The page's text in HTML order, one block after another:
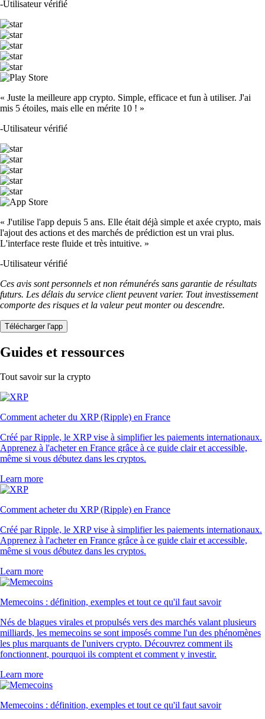
-Utilisateur vérifié
« Juste la meilleure app crypto. Simple, efficace et fun à utiliser. J'ai
mis 5 étoiles, mais elle en mérite 10 ! »
-Utilisateur vérifié
« J'utilise l'app depuis 5 ans. Elle était déjà simple et axée crypto, mais
l'ajout des actions et des marchés de prédiction est un vrai plus.
L'interface reste fluide et très intuitive. »
-Utilisateur vérifié
Ces avis sont personnels et non rémunérés sans garantie de résultats
futurs. Les délais du service client peuvent varier. Tout investissement
comporte des risques et la valeur peut monter ou descendre.
Télécharger l'app
Guides et ressources
Tout savoir sur la crypto
Comment acheter du XRP (Ripple) en France
Créé par Ripple, le XRP vise à simplifier les paiements internationaux.
Apprenez à l'acheter en France grâce à ce guide clair et accessible,
même si vous débutez dans les cryptos.
Learn more
Comment acheter du XRP (Ripple) en France
Créé par Ripple, le XRP vise à simplifier les paiements internationaux.
Apprenez à l'acheter en France grâce à ce guide clair et accessible,
même si vous débutez dans les cryptos.
Learn more
Memecoins : définition, exemples et tout ce qu'il faut savoir
Nés de blagues virales et propulsés vers des marchés valant plusieurs
milliards, les memecoins se sont imposés comme l'un des phénomènes
les plus marquants de l'univers crypto. Découvrez comment ils
fonctionnent, pourquoi ils comptent et comment y investir.
Learn more
Memecoins : définition, exemples et tout ce qu'il faut savoir